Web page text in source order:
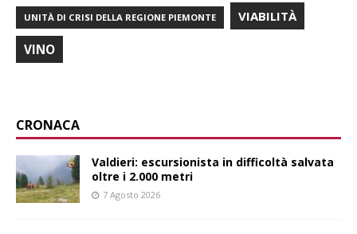
UNITÀ DI CRISI DELLA REGIONE PIEMONTE VIABILITÀ
VINO
CRONACA
Valdieri: escursionista in difficoltà salvata
oltre i 2.000 metri
7 Agosto 2026